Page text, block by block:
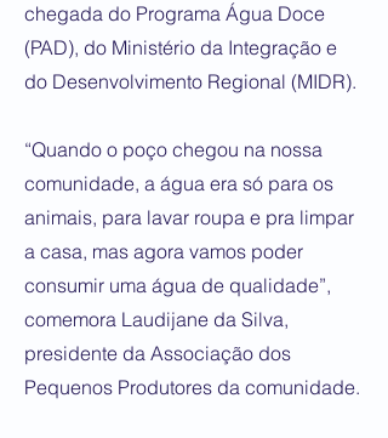
chegada do Programa Água Doce
(PAD), do Ministério da Integração e
do Desenvolvimento Regional (MIDR).
“Quando o poço chegou na nossa
comunidade, a água era só para os
animais, para lavar roupa e pra limpar
a casa, mas agora vamos poder
consumir uma água de qualidade”,
comemora Laudijane da Silva,
presidente da Associação dos
Pequenos Produtores da comunidade.